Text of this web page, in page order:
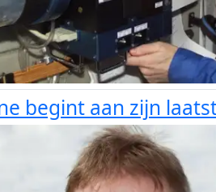
begint aan zijn